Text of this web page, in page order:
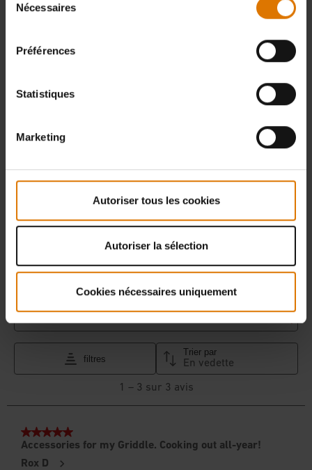
Nécessaires
Préférences
Statistiques
Marketing
Autoriser tous les cookies
Autoriser la sélection
Cookies nécessaires uniquement